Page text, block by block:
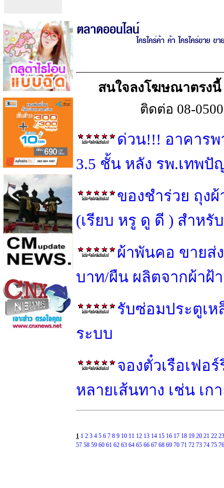
สนใจลงโฆษณาตรงนี้
ติดต่อ 08-
ด่วน!!! อาคาร
3.5 ชั้น หลัง รพ.เทพ
ของชำร่วย ถุง
(เรียบ หรู ดู ดี ) สำหรั
ผ้าพันคอ ขายส่
บาท/ผืน ผลิตจากผ้าฝ้
รับซ่อมประตูเห
ระบบ
จองตั๋วเรือเฟอ
หลายเส้นทาง เช่น เก
1 1 2 3 4 5 6 7 8 9 10 11 12 13 14 15 16 17 18 19 20 21 22 23
57 58 59 60 61 62 63 64 65 66 67 68 69 70 71 72 73 74 75 76